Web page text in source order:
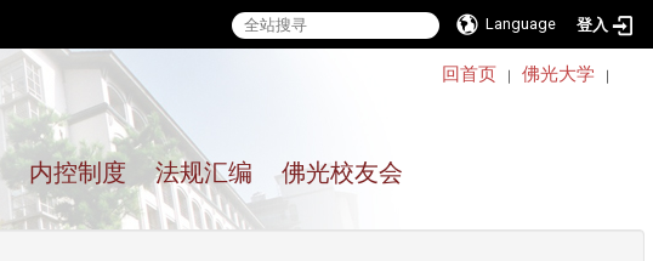
Language 登入
回首页 ｜ 佛光大学 ｜
内控制度 法规汇编 佛光校友会